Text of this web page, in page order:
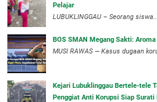
Pelajar
LUBUKLINGGAU – Seorang
BOS SMAN Megang Sakti:
MUSI RAWAS — Kasus dugaan
Kejari Lubuklinggau Bertele-tele
Penggiat Anti Korupsi Siap Surati